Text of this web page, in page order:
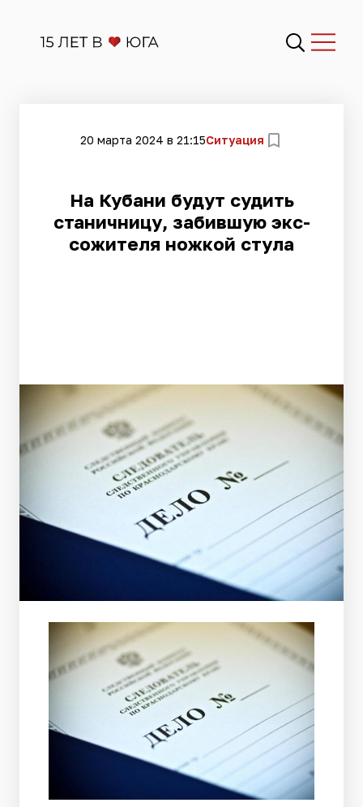
20 марта 2024 в 21:15Ситуация
На Кубани будут судить
станичницу, забившую экс-
сожителя ножкой стула